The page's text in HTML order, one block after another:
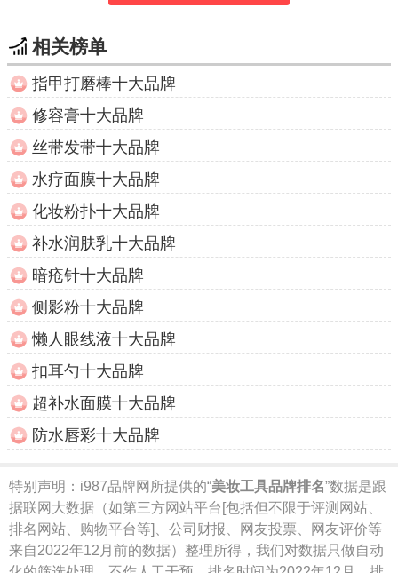
相关榜单
指甲打磨棒十大品牌
修容膏十大品牌
丝带发带十大品牌
水疗面膜十大品牌
化妆粉扑十大品牌
补水润肤乳十大品牌
暗疮针十大品牌
侧影粉十大品牌
懒人眼线液十大品牌
扣耳勺十大品牌
超补水面膜十大品牌
防水唇彩十大品牌
特别声明： i987品牌网所提供的“美妆工具品牌排名”数据是跟
据联网大数据（如第三方网站平台[包括但不限于评测网站、
排名网站、购物平台等]、公司财报、网友投票、网友评价等
来自2022年12月前的数据）整理所得，我们对数据只做自动